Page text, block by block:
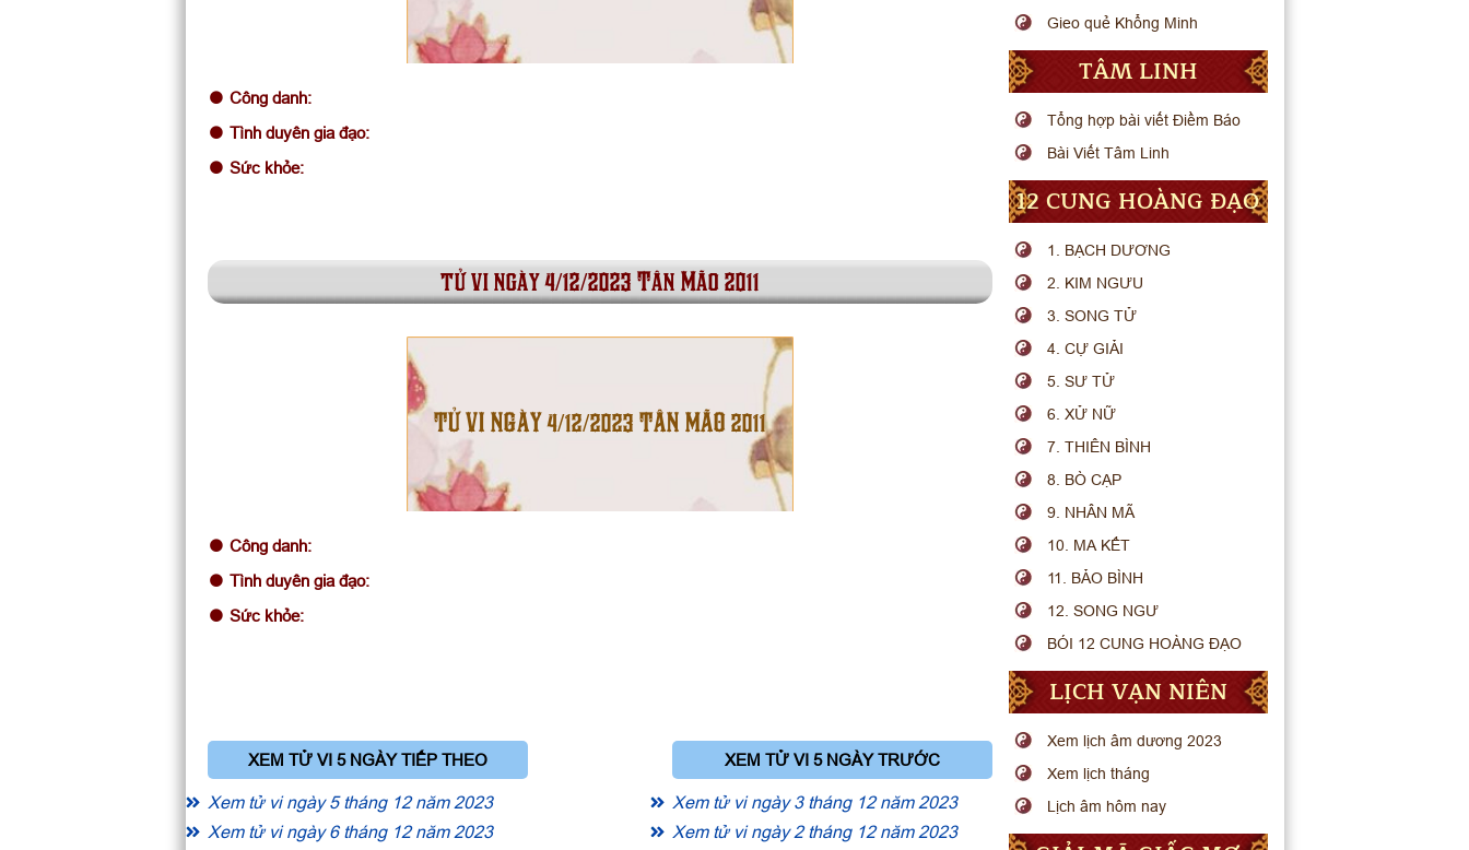
Công danh:
Tình duyên gia đạo:
Sức khỏe:
tử vi ngày 4/12/2023 Tân Mão 2011
TỬ VI NGÀY 4/12/2023 TÂN MÃO 2011
Công danh:
Tình duyên gia đạo:
Sức khỏe:
XEM TỬ VI 5 NGÀY TIẾP THEO
Xem tử vi ngày 5 tháng 12 năm 2023
Xem tử vi ngày 6 tháng 12 năm 2023
XEM TỬ VI 5 NGÀY TRƯỚC
Xem tử vi ngày 3 tháng 12 năm 2023
Xem tử vi ngày 2 tháng 12 năm 2023
Gieo quẻ Khổng Minh
TÂM LINH
Tổng hợp bài viết Điềm Báo
Bài Viết Tâm Linh
12 CUNG HOÀNG ĐẠO
1. BẠCH DƯƠNG
2. KIM NGƯU
3. SONG TỬ
4. CỰ GIẢI
5. SƯ TỬ
6. XỬ NỮ
7. THIÊN BÌNH
8. BÒ CẠP
9. NHÂN MÃ
10. MA KẾT
11. BẢO BÌNH
12. SONG NGƯ
BÓI 12 CUNG HOÀNG ĐẠO
LỊCH VẠN NIÊN
Xem lịch âm dương 2023
Xem lịch tháng
Lịch âm hôm nay